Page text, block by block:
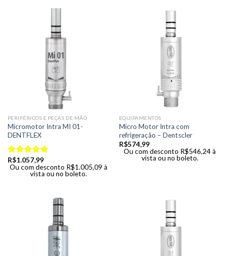
PERIFÉRICOS E PEÇAS DE MÃO
Micromotor Intra MI 01-
DENTFLEX
Avaliação
5.00de 5
R$1.057,99
Ou com desconto R$1.005,09 à
vista ou no boleto.
EQUIPAMENTOS
Micro Motor Intra com
refrigeração – Dentscler
R$574,99
Ou com desconto R$546,24à
vista ou no boleto.